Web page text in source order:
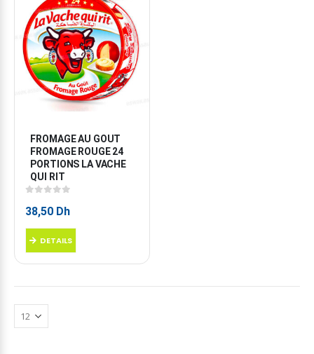
FROMAGE AU GOUT
FROMAGE ROUGE 24
PORTIONS LA VACHE
QUI RIT
38,50 Dh
DETAILS